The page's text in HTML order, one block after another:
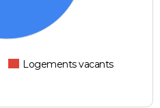
Logements vacants